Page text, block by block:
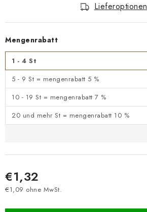
Lieferoptionen
Mengenrabatt
1 - 4 St
5 - 9 St = mengenrabatt 5 %
10 - 19 St = mengenrabatt 7 %
20 und mehr St = mengenrabatt 10 %
€1,32
€1,09 ohne MwSt.